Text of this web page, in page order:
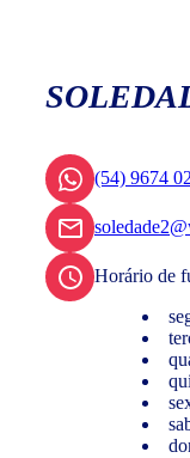
(54) 9674
Horário de